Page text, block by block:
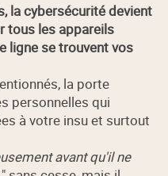
la cybersécurité devient
tous les appareils
ligne se trouvent vos
la porte
personnelles qui
à votre insu et surtout
avant qu'il ne